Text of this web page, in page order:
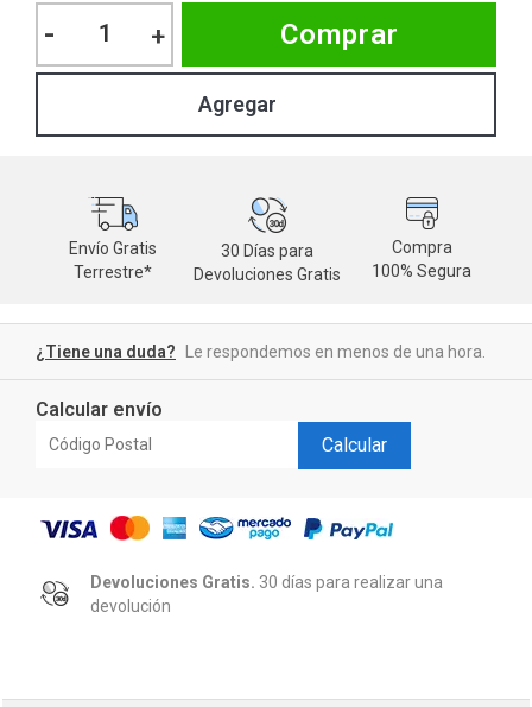
- + Comprar
Envío Gratis
Terrestre*
30 Días para
Devoluciones Gratis
Compra
100% Segura
¿Tiene una duda? Le respondemos en menos de una hora.
Calcular envío
Calcular
Devoluciones Gratis. 30 días para realizar una
devolución